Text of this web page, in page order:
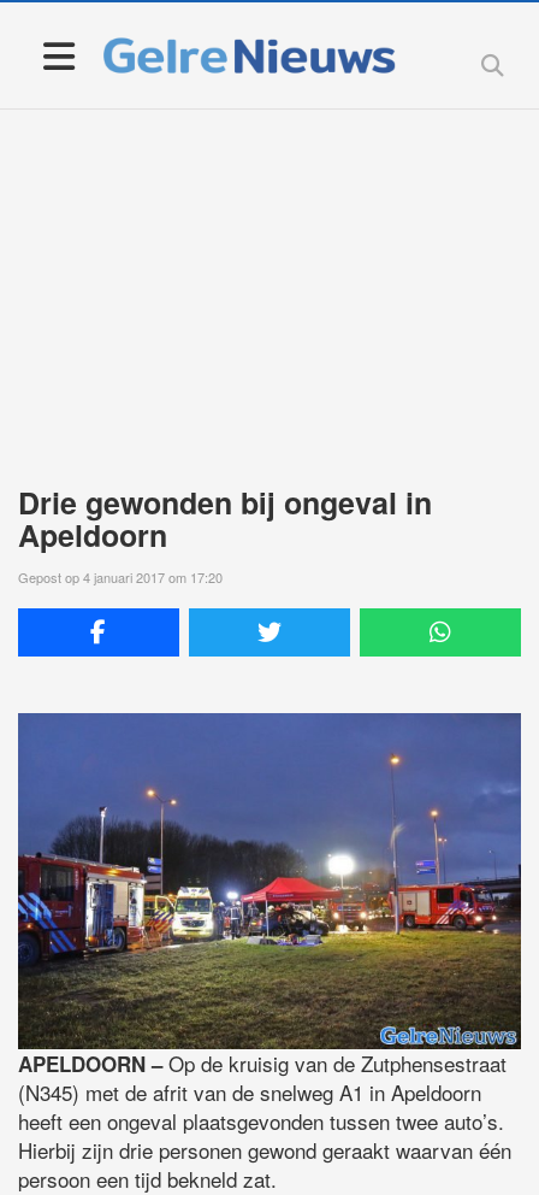
Drie gewonden bij ongeval in
Apeldoorn
Gepost op 4 januari 2017 om 17:20
APELDOORN –Op de kruisig van de Zutphensestraat
(N345) met de afrit van de snelweg A1 in Apeldoorn
heeft een ongeval plaatsgevonden tussen twee auto’s.
Hierbij zijn drie personen gewond geraakt waarvan één
persoon een tijd bekneld zat.